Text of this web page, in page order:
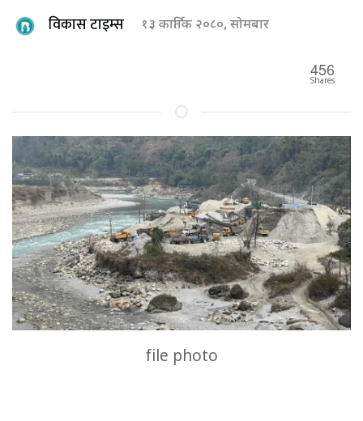
विकास टाइम्स १३ कार्तिक २०८०, सोमबार
456
Shares
file photo